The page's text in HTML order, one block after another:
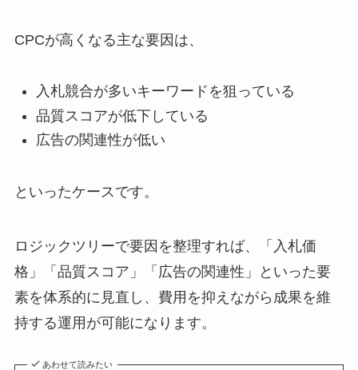
CPCが高くなる主な要因は、
入札競合が多いキーワードを狙っている
品質スコアが低下している
広告の関連性が低い
といったケースです。
ロジックツリーで要因を整理すれば、「入札価
格」「品質スコア」「広告の関連性」といった要
素を体系的に見直し、費用を抑えながら成果を維
持する運用が可能になります。
あわせて読みたい